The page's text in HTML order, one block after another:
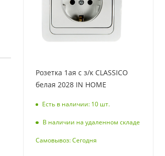
Розетка 1ая с з/к CLASSICO
белая 2028 IN HOME
Есть в наличии: 10шт.
В наличии на удаленном складе
Самовывоз: Сегодня